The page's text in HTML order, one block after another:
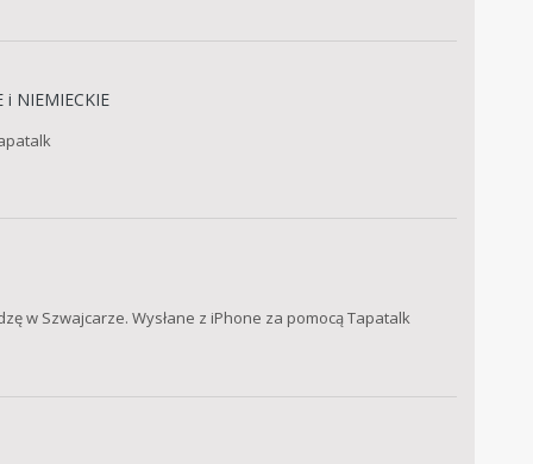
i NIEMIECKIE
w Szwajcarze. Wysłane z iPhone za pomocą Tapatalk